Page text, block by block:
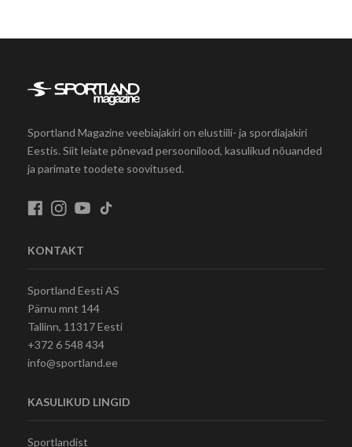
Sportland Magazine veebiajakiri on elustiili- ja spordiajakiri
Eestis. Siit leiate põnevad persoonilood, kasulikud nõuanded
ja parimate toodete soovitused.
KONTAKT
Sportland Eesti AS
Pärnu mnt 144
Tallinn, 11317 Eesti
+372 6 548 434
info@sportland.ee
KASULIKUD LINGID
Sportlandist